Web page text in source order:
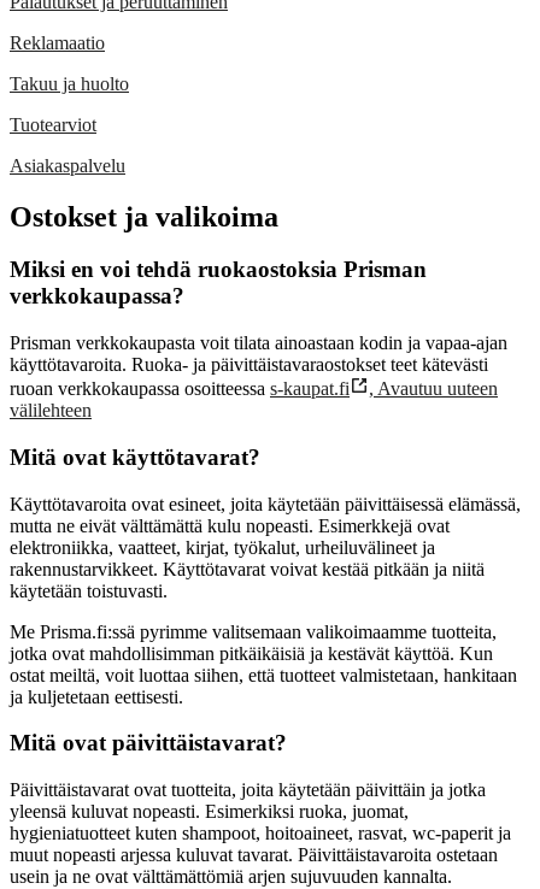
Reklamaatio
Takuu ja huolto
Tuotearviot
Asiakaspalvelu
Ostokset ja valikoima
Miksi en voi tehdä ruokaostoksia Prisman
verkkokaupassa?
Prisman verkkokaupasta voit tilata ainoastaan kodin ja vapaa-ajan
käyttötavaroita. Ruoka- ja päivittäistavaraostokset teet kätevästi
ruoan verkkokaupassa osoitteessa s-kaupat.fi , Avautuu uuteen
välilehteen
Mitä ovat käyttötavarat?
Käyttötavaroita ovat esineet, joita käytetään päivittäisessä elämässä,
mutta ne eivät välttämättä kulu nopeasti. Esimerkkejä ovat
elektroniikka, vaatteet, kirjat, työkalut, urheiluvälineet ja
rakennustarvikkeet. Käyttötavarat voivat kestää pitkään ja niitä
käytetään toistuvasti.
Me Prisma.fi:ssä pyrimme valitsemaan valikoimaamme tuotteita,
jotka ovat mahdollisimman pitkäikäisiä ja kestävät käyttöä. Kun
ostat meiltä, voit luottaa siihen, että tuotteet valmistetaan, hankitaan
ja kuljetetaan eettisesti.
Mitä ovat päivittäistavarat?
Päivittäistavarat ovat tuotteita, joita käytetään päivittäin ja jotka
yleensä kuluvat nopeasti. Esimerkiksi ruoka, juomat,
hygieniatuotteet kuten shampoot, hoitoaineet, rasvat, wc-paperit ja
muut nopeasti arjessa kuluvat tavarat. Päivittäistavaroita ostetaan
usein ja ne ovat välttämättömiä arjen sujuvuuden kannalta.